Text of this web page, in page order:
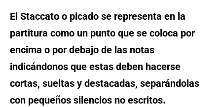
El Staccato o picado se representa en la
partitura como un punto que se coloca por
encima o por debajo de las notas
indicándonos que estas deben hacerse
cortas, sueltas y destacadas, separándolas
con pequeños silencios no escritos.